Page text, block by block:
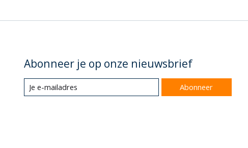
Abonneer je op onze nieuwsbrief
Abonneer